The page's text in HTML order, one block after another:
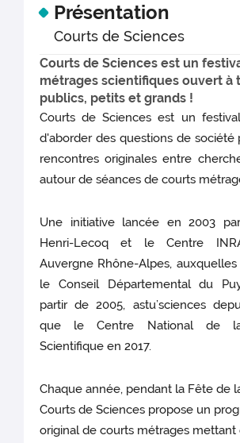
Présentation
Courts de Sciences
Courts de Sciences est un
métrages scientifiques ouvert à
publics, petits et grands !
Courts de Sciences est un
d'aborder des questions de société
rencontres originales entre
autour de séances de courts
Une initiative lancée en 2003
Henri-Lecoq et le Centre
Auvergne Rhône-Alpes,
le Conseil Départemental du
partir de 2005, astu’sciences
que le Centre National de la
Scientifique en 2017.
Chaque année, pendant la Fête de
Courts de Sciences propose un
original de courts métrages mettant